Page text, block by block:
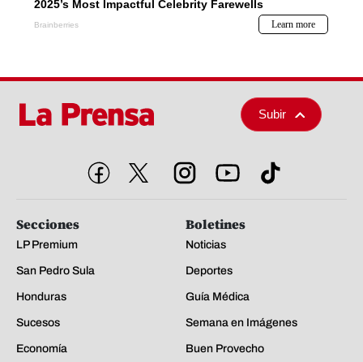
Subir
Secciones
LP Premium
San Pedro Sula
Honduras
Sucesos
Economía
Boletines
Noticias
Deportes
Guía Médica
Semana en Imágenes
Buen Provecho